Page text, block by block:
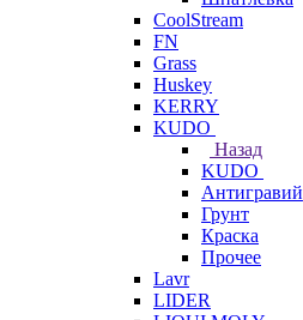
CoolStream
FN
Grass
Huskey
KERRY
KUDO
Назад
KUDO
Антигравий
Грунт
Краска
Прочее
Lavr
LIDER